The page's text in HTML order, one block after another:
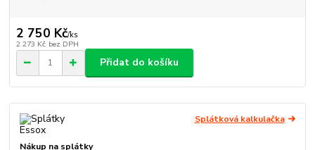
2 750 Kč/ks
2 273 Kč bez DPH
Přidat do košíku
Splátková kalkulačka
Nákup na splátky